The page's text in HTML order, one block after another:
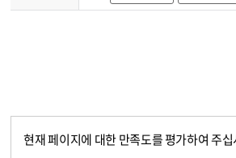
현재 페이지에 대한 만족도를 평가하여 주